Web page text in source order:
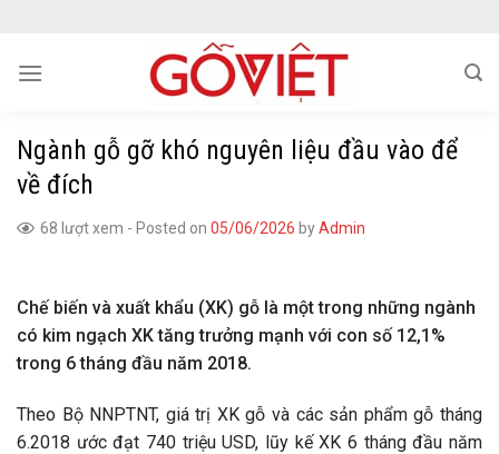
content
Ngành gỗ gỡ khó nguyên liệu đầu vào để
về đích
68 lượt xem - Posted on 05/06/2026 byAdmin
Chế biến và xuất khẩu (XK) gỗ là một trong những ngành
có kim ngạch XK tăng trưởng mạnh với con số 12,1%
trong 6 tháng đầu năm 2018.
Theo Bộ NNPTNT, giá trị XK gỗ và các sản phẩm gỗ tháng
6.2018 ước đạt 740 triệu USD, lũy kế XK 6 tháng đầu năm